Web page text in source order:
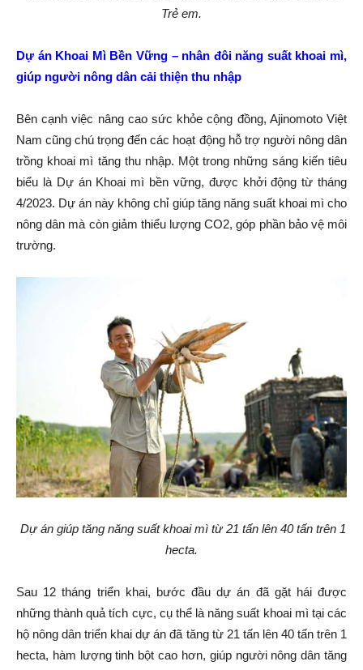
Trẻ em.
Dự án Khoai Mì Bền Vững – nhân đôi năng suất khoai mì,
giúp người nông dân cải thiện thu nhập
Bên cạnh việc nâng cao sức khỏe cộng đồng, Ajinomoto Việt
Nam cũng chú trọng đến các hoạt động hỗ trợ người nông dân
trồng khoai mì tăng thu nhập. Một trong những sáng kiến tiêu
biểu là Dự án Khoai mì bền vững, được khởi động từ tháng
4/2023. Dự án này không chỉ giúp tăng năng suất khoai mì cho
nông dân mà còn giảm thiểu lượng CO2, góp phần bảo vệ môi
trường.
Dự án giúp tăng năng suất khoai mì từ21 tấn lên 40 tấn trên 1
hecta.
Sau 12 tháng triển khai, bước đầu dự án đã gặt hái được
những thành quả tích cực, cụ thể là năng suất khoai mì tại các
hộ nông dân triển khai dự án đã tăng từ 21 tấn lên 40 tấn trên 1
hecta, hàm lượng tinh bột cao hơn, giúp người nông dân tăng